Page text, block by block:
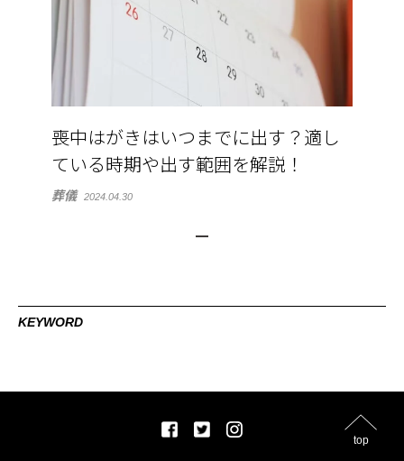
喪中はがきはいつまでに出す？適し
ている時期や出す範囲を解説！
葬儀 2024.04.30
KEYWORD
top